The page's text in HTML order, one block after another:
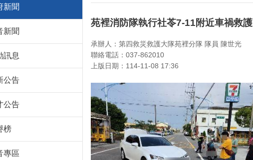
新聞
新聞
訊息
公告
公告
榜
專區
苑裡消防隊執行社苓7-11附近車禍救護
承辦人：第四救災救護大隊苑裡分隊 隊員 陳世光
聯絡電話：037-862010
上版日期：114-11-08 17:36